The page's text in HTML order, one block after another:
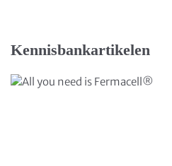
Kennisbankartikelen